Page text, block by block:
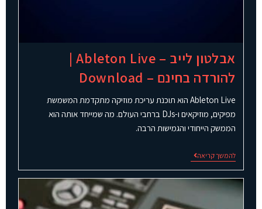
אבלטון לייב – Ableton Live |
להורדה בחינם – Download
Ableton Live הוא תוכנת עריכת מוזיקה מתקדמת המשמשת
מפיקים, מוזיקאים ו-DJs ברחבי העולם. מה שמייחד אותה הוא
הממשק הייחודי והגמישות הרבה.
להמשך קריאה